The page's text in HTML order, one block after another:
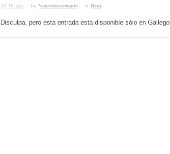
10:16 hrs. · by Videodinamizarte · in Blog
Disculpa, pero esta entrada está disponible sólo en Gallego.